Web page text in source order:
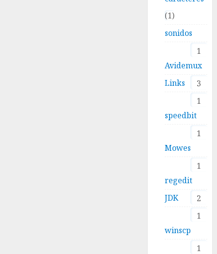
1
sonidos
1
Avidemux
3
Links
1
speedbit
1
Mowes
1
regedit
2
JDK
1
winscp
1